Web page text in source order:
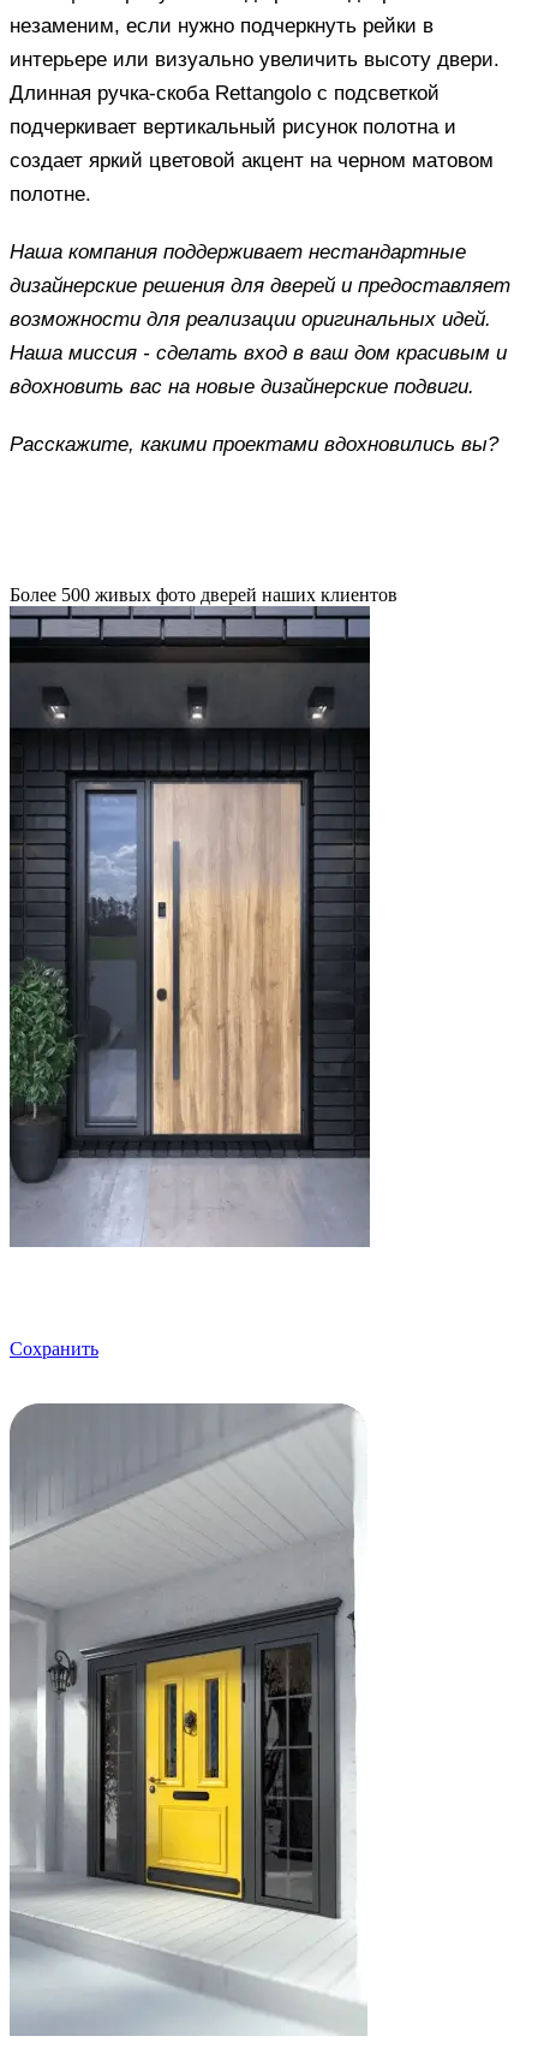
незаменим, если нужно подчеркнуть рейки в
интерьере или визуально увеличить высоту двери.
Длинная ручка-скоба Rettangolo с подсветкой
подчеркивает вертикальный рисунок полотна и
создает яркий цветовой акцент на черном матовом
полотне.
Наша компания поддерживает нестандартные
дизайнерские решения для дверей и предоставляет
возможности для реализации оригинальных идей.
Наша миссия - сделать вход в ваш дом красивым и
вдохновить вас на новые дизайнерские подвиги.
Расскажите, какими проектами вдохновились вы?
Более 500 живых фото дверей наших клиентов
Сохранить